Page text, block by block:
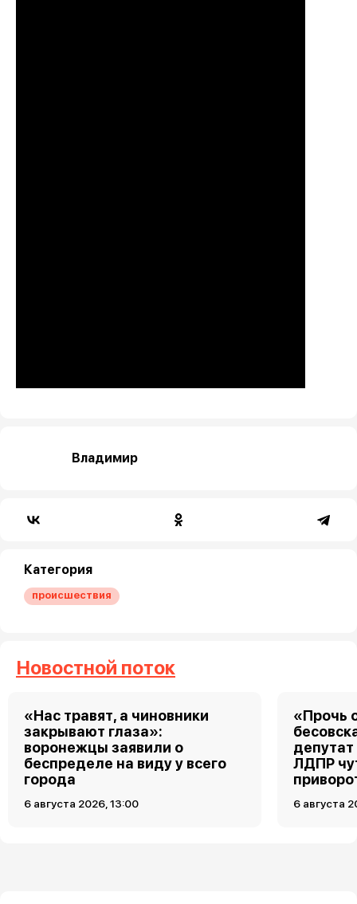
Владимир
Категория
происшествия
Новостной поток
«Нас травят, а чиновники
закрывают глаза»:
воронежцы заявили о
беспределе на виду у всего
города
6 августа 2026, 13:00
«Прочь
ЛДПР
6 августа